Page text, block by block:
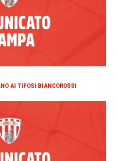
AI TIFOSI BIANCOROSSI